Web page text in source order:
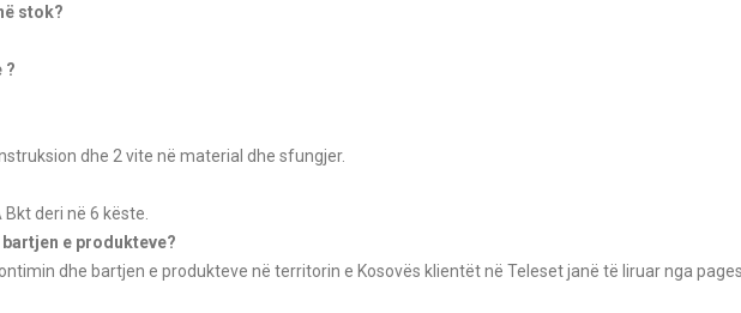
stok?
?
dhe 2 vite në material dhe sfungjer.
Bkt deri në 6 këste.
e produkteve?
dhe bartjen e produkteve në territorin e Kosovës klientët në Teleset janë të liruar nga